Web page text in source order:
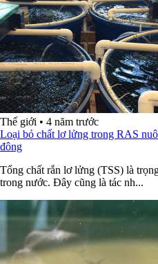
Thế giới • 4 năm trước
Loại bỏ chất lơ lửng trong RAS
đông
Tổng chất rắn lơ lửng (TSS) là
trong nước. Đây cũng là tác nh...